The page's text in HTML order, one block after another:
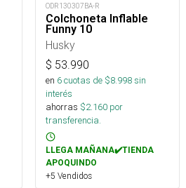
ODR130307BA-R
Colchoneta Inflable
Funny 10
Husky
$ 53.990
en 6cuotas de $8.998sin
interés
ahorras $2.160 por
transferencia.
LLEGA MAÑANA✔️TIENDA
APOQUINDO
+5 Vendidos